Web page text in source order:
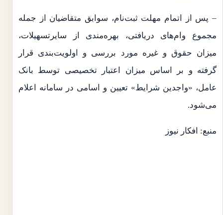
– پس از اتمام مهلت ثبت‌نام، سوابق متقاضیان از جمله
مجموع وام‌های دریافتی، بهره‌مندی از سایرتسهیلات،
میزان حقوق و غیره مورد بررسی و اولویت‌بندی قرار
گرفته و بر اساس میزان اعتبار تخصیصی توسط بانک
عامل، «واجدین شرایط» تعیین و اسامی در سامانه اعلام
می‌شود.
منبع: افکار نیوز